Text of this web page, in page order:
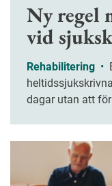
Ny regel
vid
Rehabilitering •
dagar utan att